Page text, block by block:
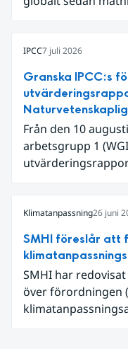
begränsar oss till
varmaste juni.
extrem hetta i
uppmätts för en
en framväxande El
IPCC7 juli 2026
Granska IPCC:s
Från den 10
arbetsgrupp 1
Klimatanpassning26 juni
SMHI föreslår att
SMHI har
över förordningen